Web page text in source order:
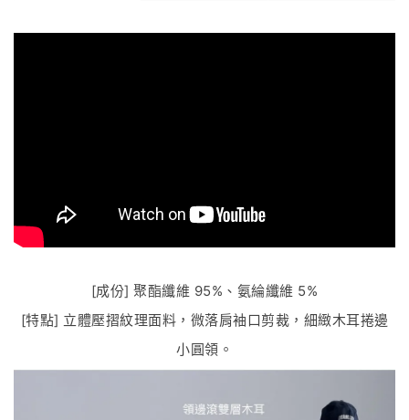
[成份] 聚酯纖維 95%、氨綸纖維 5%
[特點] 立體壓摺紋理面料，微落肩袖口剪裁，細緻木耳捲邊
小圓領。